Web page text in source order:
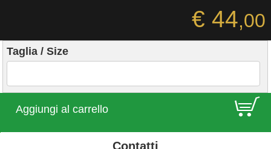
€ 44,00
Taglia / Size
Aggiungi al carrello E
Contatti